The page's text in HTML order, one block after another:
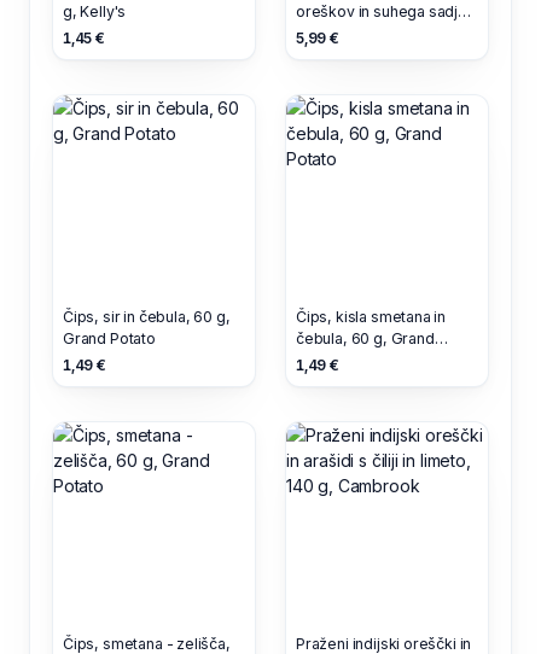
g, Kelly's
1,45 €
oreškov in suhega sadja,
v čokoladi, 200 g,
5,99 €
Čips, sir in čebula, 60 g,
Grand Potato
1,49 €
Čips, kisla smetana in
čebula, 60 g, Grand
Potato
1,49 €
Čips, smetana - zelišča,
Praženi indijski oreščki in